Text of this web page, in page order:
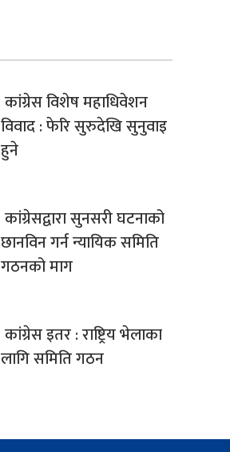
कांग्रेस विशेष महाधिवेशन
विवाद : फेरि सुरुदेखि सुनुवाइ
हुने
कांग्रेसद्वारा सुनसरी घटनाको
छानविन गर्न न्यायिक समिति
गठनको माग
कांग्रेस इतर : राष्ट्रिय भेलाका
लागि समिति गठन